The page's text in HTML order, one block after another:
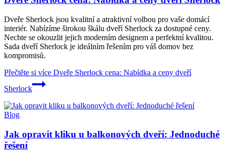
Dveře Sherlock jsou kvalitní a atraktivní volbou pro vaše domácí
interiér. Nabízíme širokou škálu dveří Sherlock za dostupné ceny.
Nechte se okouzlit jejich moderním designem a perfektní kvalitou.
Sada dveří Sherlock je ideálním řešením pro váš domov bez
kompromisů.
Přečtěte si více Dveře Sherlock cena: Nabídka a ceny dveří
Sherlock
Blog
Jak opravit kliku u balkonových dveří: Jednoduché
řešení